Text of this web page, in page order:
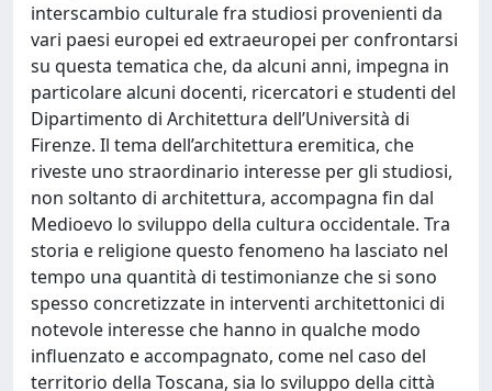
interscambio culturale fra studiosi provenienti da
vari paesi europei ed extraeuropei per confrontarsi
su questa tematica che, da alcuni anni, impegna in
particolare alcuni docenti, ricercatori e studenti del
Dipartimento di Architettura dell’Università di
Firenze. Il tema dell’architettura eremitica, che
riveste uno straordinario interesse per gli studiosi,
non soltanto di architettura, accompagna fin dal
Medioevo lo sviluppo della cultura occidentale. Tra
storia e religione questo fenomeno ha lasciato nel
tempo una quantità di testimonianze che si sono
spesso concretizzate in interventi architettonici di
notevole interesse che hanno in qualche modo
influenzato e accompagnato, come nel caso del
territorio della Toscana, sia lo sviluppo della città